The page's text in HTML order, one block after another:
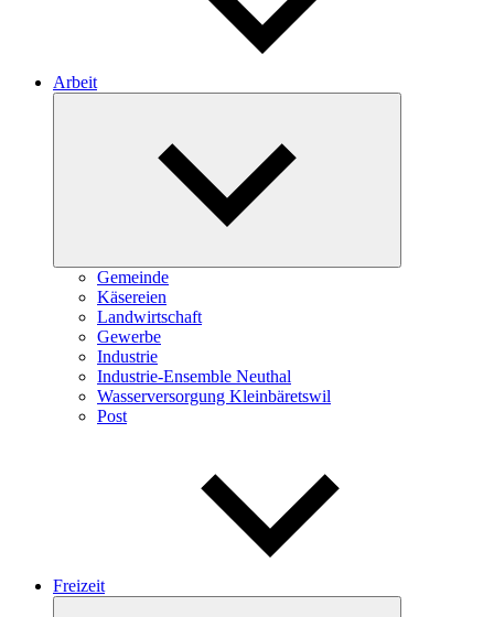
Arbeit
Gemeinde
Käsereien
Landwirtschaft
Gewerbe
Industrie
Industrie-Ensemble Neuthal
Wasserversorgung Kleinbäretswil
Post
Freizeit